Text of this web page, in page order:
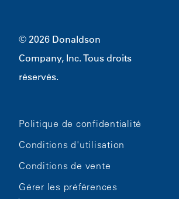
© 2026 Donaldson
Company, Inc. Tous droits
réservés.
Politique de confidentialité
Conditions d'utilisation
Conditions de vente
Gérer les préférences